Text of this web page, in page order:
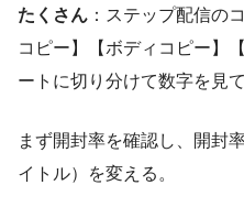
たくさん ：ステップ配信の
コピー】【ボディコピー】
ートに切り分けて数字を見
まず開封率を確認し、開封
イトル）を変える。